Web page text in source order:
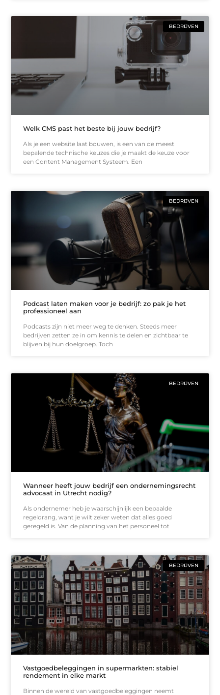
BEDRIJVEN
Welk CMS past het beste bij jouw bedrijf?
Als je een website laat bouwen, is een van de meest
bepalende technische keuzes die je maakt de keuze voor
een Content Management Systeem. Een
BEDRIJVEN
Podcast laten maken voor je bedrijf: zo pak je het
professioneel aan
Podcasts zijn niet meer weg te denken. Steeds meer
bedrijven zetten ze in om kennis te delen en zichtbaar te
blijven bij hun doelgroep. Toch
BEDRIJVEN
Wanneer heeft jouw bedrijf een ondernemingsrecht
advocaat in Utrecht nodig?
Als ondernemer heb je waarschijnlijk een bepaalde
regeldrang, want je wilt zeker weten dat alles goed
geregeld is. Van de planning van het personeel tot
BEDRIJVEN
Vastgoedbeleggingen in supermarkten: stabiel
rendement in elke markt
Binnen de wereld van vastgoedbeleggingen neemt